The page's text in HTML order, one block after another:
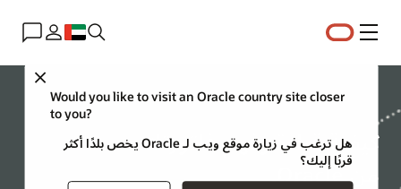
القائمة
Close
Would you like to visit an Oracle country site closer
to you?
هل ترغب في زيارة موقع ويب لـ Oracle يخص بلدًا أكثر
قربًا إليك؟
الموارد
كيفية قراءة وفهم فاتورتك
من Oracle